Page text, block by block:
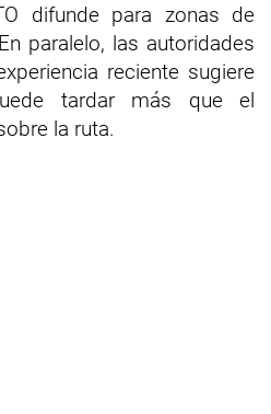
difunde para zonas de
paralelo, las autoridades
reciente sugiere
tardar más que el
la ruta.